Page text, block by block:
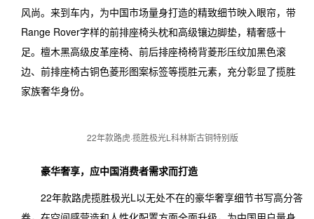
风尚。来到车内，为中国市场量身打造的精致细节映入眼帘，带
Range Rover字样的前排座椅头枕和高级镶边脚垫，精奢感十
足。檀木黑高级皮革座椅、前后排座椅椅背菱形压纹加黑色滚
边、前排座椅古铜色菱形图案标签等揽胜元素，充分彰显了揽胜
家族奢华身份。
22年款路虎·揽胜极光L科林斯古铜特别版
豪华奢享，应中国消费者需求而打造
22年款路虎揽胜极光L以无处不在的豪华奢享细节书写高分答